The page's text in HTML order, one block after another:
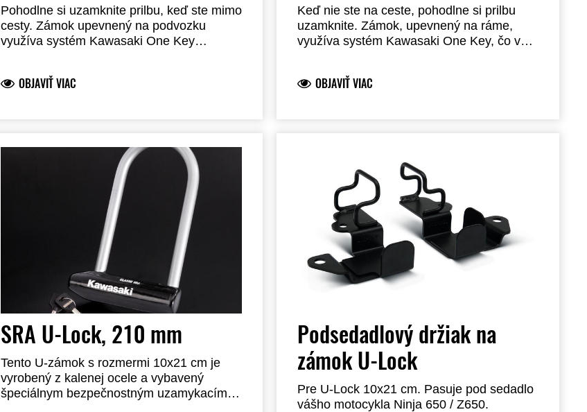
Pohodlne si uzamknite prilbu, keď ste mimo
cesty. Zámok upevnený na podvozku
využíva systém Kawasaki One Key
konštrukcia. Vyžaduje inštaláciu u predajcu.
OBJAVIŤ VIAC
Keď nie ste na ceste, pohodlne si prilbu
uzamknite. Zámok, upevnený na ráme,
využíva systém Kawasaki One Key, čo vám
Vyžaduje inštaláciu u predajcu.
OBJAVIŤ VIAC
SRA U-Lock, 210 mm
Tento U-zámok s rozmermi 10x21 cm je
vyrobený z kalenej ocele a vybavený
špeciálnym bezpečnostným uzamykacím
Podsedadlový držiak na
zámok U-Lock
Pre U-Lock 10x21 cm. Pasuje pod sedadlo
vášho motocykla Ninja 650 / Z650.